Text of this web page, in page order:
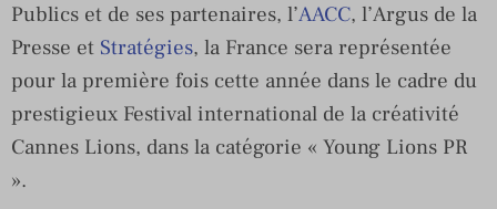
Publics et de ses partenaires, l’AACC, l’Argus de la
Presse et Stratégies, la France sera représentée
pour la première fois cette année dans le cadre du
prestigieux Festival international de la créativité
Cannes Lions, dans la catégorie « Young Lions PR
».